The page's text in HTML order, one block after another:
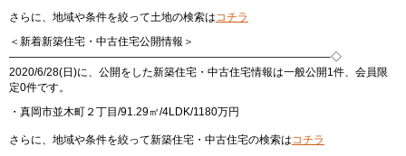
さらに、地域や条件を絞って土地の検索はコチラ
＜新着新築住宅・中古住宅公開情報＞
—————————————————————————————–◇
2020/6/28(日)に、公開をした新築住宅・中古住宅情報は一般公開1件、会員限
定0件です。
・真岡市並木町２丁目/91.29㎡/4LDK/1180万円
さらに、地域や条件を絞って新築住宅・中古住宅の検索はコチラ